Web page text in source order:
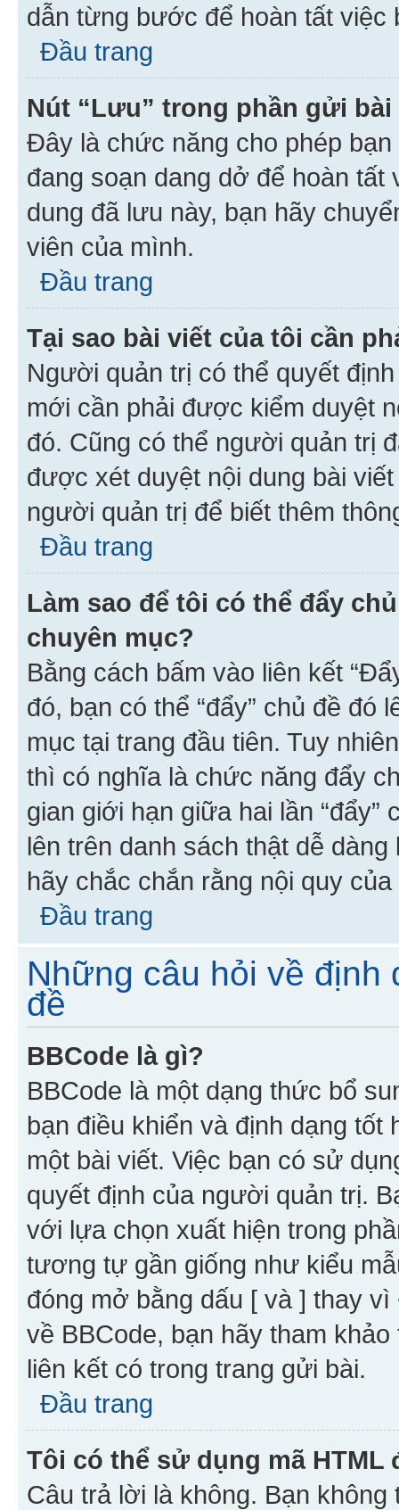
dẫn từng bước để hoàn tất việc
Đầu trang
Nút “Lưu” trong phần gửi
Đây là chức năng cho phép
đang soạn dang dở để hoàn
dung đã lưu này, bạn hãy
viên của mình.
Đầu trang
Tại sao bài viết của tôi cần
Người quản trị có thể quyết
mới cần phải được kiểm duyệt
đó. Cũng có thể người quản trị
được xét duyệt nội dung bài
người quản trị để biết thêm
Đầu trang
Làm sao để tôi có thể đẩy
chuyên mục?
Bằng cách bấm vào liên kết
đó, bạn có thể “đẩy” chủ đề đó
mục tại trang đầu tiên. Tuy
thì có nghĩa là chức năng đẩy
gian giới hạn giữa hai lần “đẩy”
lên trên danh sách thật dễ
hãy chắc chắn rằng nội quy
Đầu trang
Những câu hỏi về định
đề
BBCode là gì?
BBCode là một dạng thức bổ
bạn điều khiển và định dạng
một bài viết. Việc bạn có sử
quyết định của người quản trị.
với lựa chọn xuất hiện trong
tương tự gần giống như kiểu
đóng mở bằng dấu [ và ] thay
về BBCode, bạn hãy tham
liên kết có trong trang gửi bài.
Đầu trang
Tôi có thể sử dụng mã
Câu trả lời là không. Bạn